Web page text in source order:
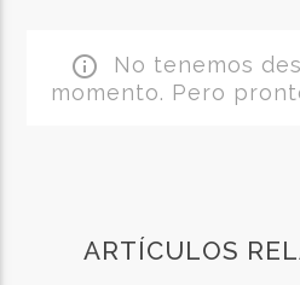
info_outline No tenemos
momento. Pero
ARTÍCULOS